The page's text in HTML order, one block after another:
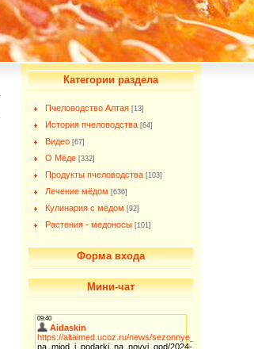
Категории раздела
Пчеловодство Алтая [13]
История пчеловодства [64]
Видео [67]
О Мёде [332]
Продукты пчеловодства [103]
Лечение мёдом [636]
Кулинария с мёдом [92]
Растения - медоносы [101]
Форма входа
Мини-чат